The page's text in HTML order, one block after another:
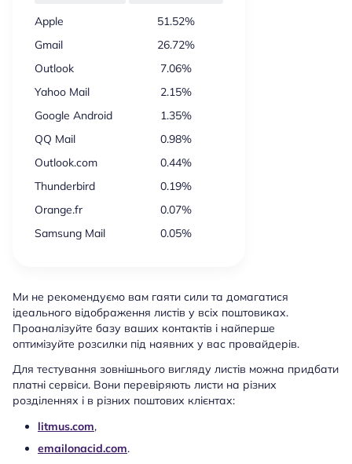
Apple
51.52%
Gmail
26.72%
Outlook
7.06%
Yahoo Mail
2.15%
Google Android
1.35%
QQ Mail
0.98%
Outlook.com
0.44%
Thunderbird
0.19%
Orange.fr
0.07%
Samsung Mail
0.05%
Ми не рекомендуємо вам гаяти сили та домагатися
ідеального відображення листів у всіх поштовиках.
Проаналізуйте базу ваших контактів і найперше
оптимізуйте розсилки під наявних у вас провайдерів.
Для тестування зовнішнього вигляду листів можна придбати
платні сервіси. Вони перевіряють листи на різних
розділеннях і в різних поштових клієнтах:
litmus.com,
emailonacid.com.